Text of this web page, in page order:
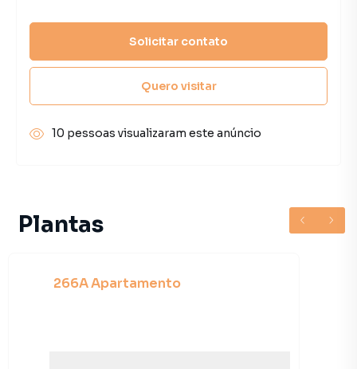
Plantas
266A Apartamento
Solicitar contato
Quero visitar
10 pessoas visualizaram este anúncio